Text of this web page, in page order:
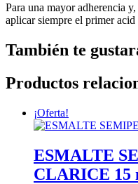
Para una mayor adherencia
aplicar siempre el primer
También te
Productos
¡Oferta!
ESMALTE
CLARICE 15